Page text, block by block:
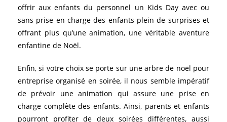
offrir aux enfants du personnel un Kids Day avec ou
sans prise en charge des enfants plein de surprises et
offrant plus qu’une animation, une véritable aventure
enfantine de Noël.
Enfin, si votre choix se porte sur une arbre de noël pour
entreprise organisé en soirée, il nous semble impératif
de prévoir une animation qui assure une prise en
charge complète des enfants. Ainsi, parents et enfants
pourront profiter de deux soirées différentes, aussi